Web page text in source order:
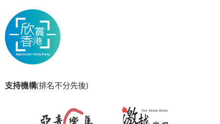
支持機構(排名不分先後)